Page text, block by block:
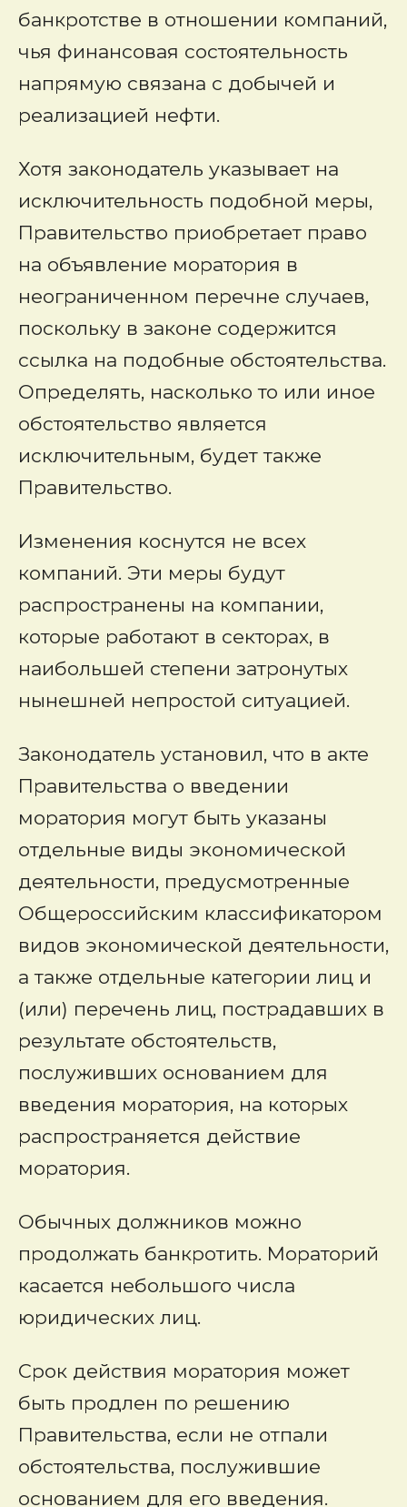
банкротстве в отношении компаний,
чья финансовая состоятельность
напрямую связана с добычей и
реализацией нефти.
Хотя законодатель указывает на
исключительность подобной меры,
Правительство приобретает право
на объявление моратория в
неограниченном перечне случаев,
поскольку в законе содержится
ссылка на подобные обстоятельства.
Определять, насколько то или иное
обстоятельство является
исключительным, будет также
Правительство.
Изменения коснутся не всех
компаний. Эти меры будут
распространены на компании,
которые работают в секторах, в
наибольшей степени затронутых
нынешней непростой ситуацией.
Законодатель установил, что в акте
Правительства о введении
моратория могут быть указаны
отдельные виды экономической
деятельности, предусмотренные
Общероссийским классификатором
видов экономической деятельности,
а также отдельные категории лиц и
(или) перечень лиц, пострадавших в
результате обстоятельств,
послуживших основанием для
введения моратория, на которых
распространяется действие
моратория.
Обычных должников можно
продолжать банкротить. Мораторий
касается небольшого числа
юридических лиц.
Срок действия моратория может
быть продлен по решению
Правительства, если не отпали
обстоятельства, послужившие
основанием для его введения.